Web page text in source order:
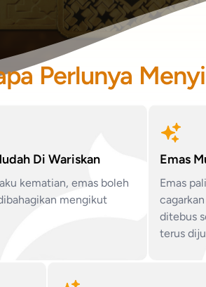
Perlunya
Di Wariskan
kematian, emas boleh
mengikut
Emas
Emas
ditebus
terus